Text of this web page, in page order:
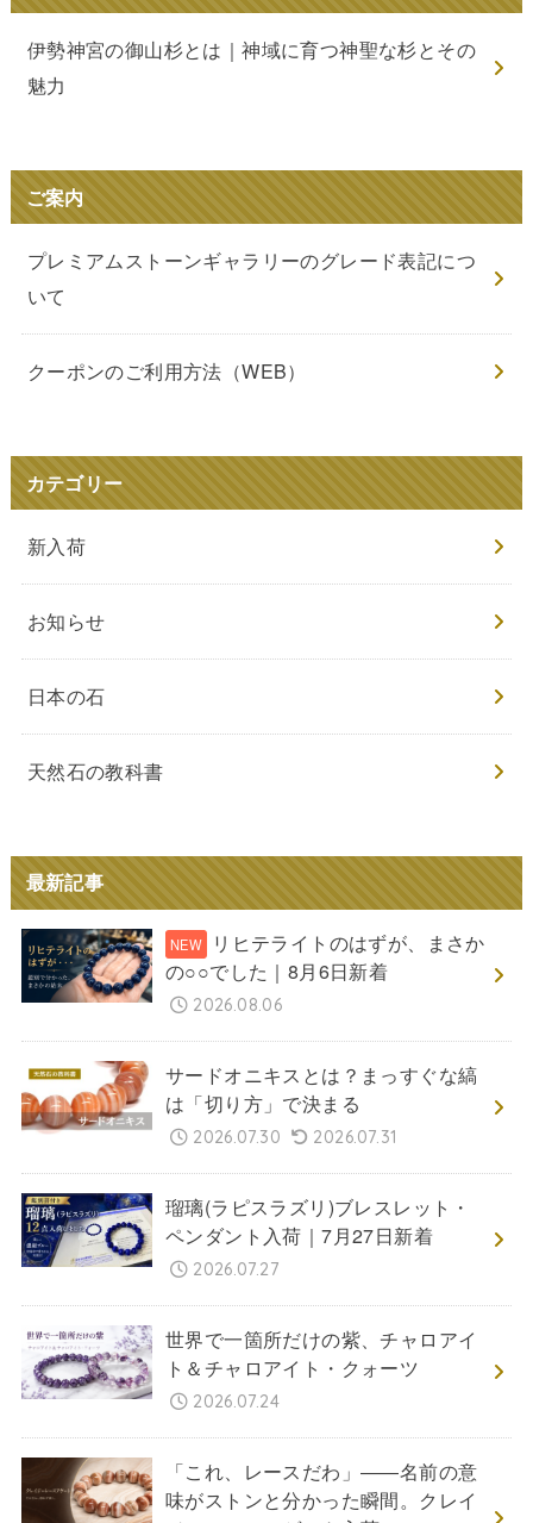
伊勢神宮の御山杉とは｜神域に育つ神聖な杉とその
魅力
ご案内
プレミアムストーンギャラリーのグレード表記につ
いて
クーポンのご利用方法（WEB）
カテゴリー
新入荷
お知らせ
日本の石
天然石の教科書
最新記事
リヒテライトのはずが、まさか
の○○でした｜8月6日新着
2026.08.06
サードオニキスとは？まっすぐな縞
は「切り方」で決まる
2026.07.30 2026.07.31
瑠璃(ラピスラズリ)ブレスレット・
ペンダント入荷｜7月27日新着
2026.07.27
世界で一箇所だけの紫、チャロアイ
ト＆チャロアイト・クォーツ
2026.07.24
「これ、レースだわ」――名前の意
味がストンと分かった瞬間。クレイ